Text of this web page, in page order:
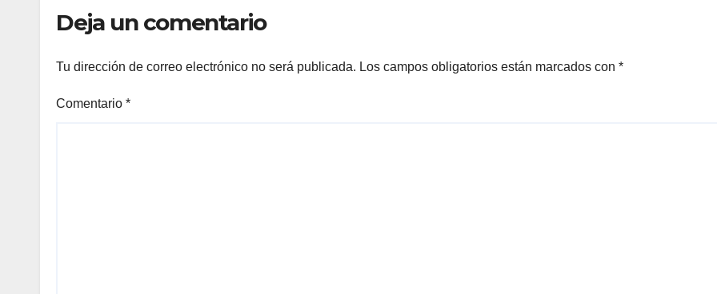
Deja un comentario
Tu dirección de correo electrónico no será publicada. Los campos obligatorios están marcados con *
Comentario *